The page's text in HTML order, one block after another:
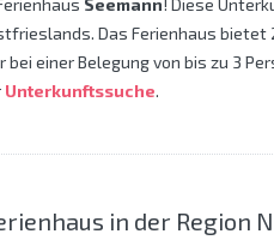
Seemann! Diese
Das Ferienhaus bietet
bei einer Belegung von bis zu 3
Unterkunftssuche.
in der Region